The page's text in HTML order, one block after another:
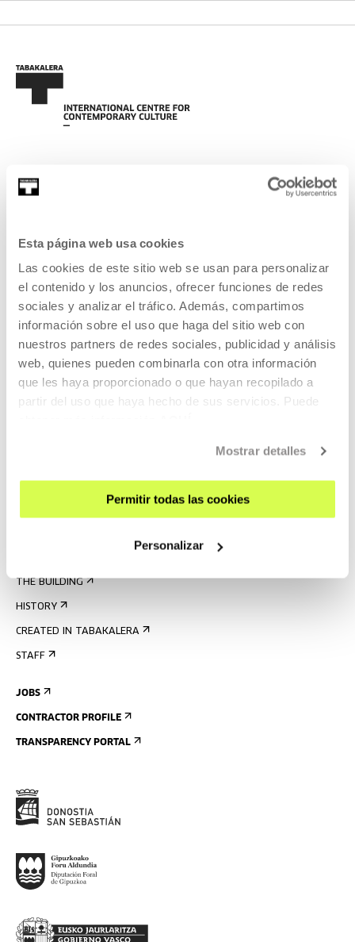
Esta página web usa cookies
Las cookies de este sitio web se usan para personalizar
el contenido y los anuncios, ofrecer funciones de redes
sociales y analizar el tráfico. Además, compartimos
información sobre el uso que haga del sitio web con
nuestros partners de redes sociales, publicidad y análisis
web, quienes pueden combinarla con otra información
que les haya proporcionado o que hayan recopilado a
partir del uso que haya hecho de sus servicios. Puede
Mostrar detalles
Permitir todas las cookies
Personalizar
VISIT US
CONTACT AND OPENING TIMES
GETTING HERE
GUIDED TOURS
ACCESSIBILITY
RULES
SEND US YOUR PROPOSAL
THE BUILDING
HISTORY
CREATED IN TABAKALERA
STAFF
JOBS
CONTRACTOR PROFILE
TRANSPARENCY PORTAL